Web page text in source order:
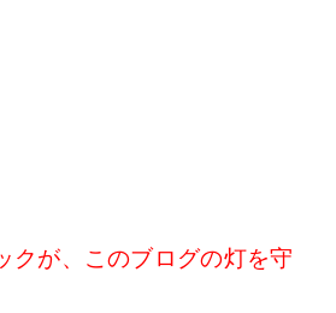
クが、このブログの灯を守